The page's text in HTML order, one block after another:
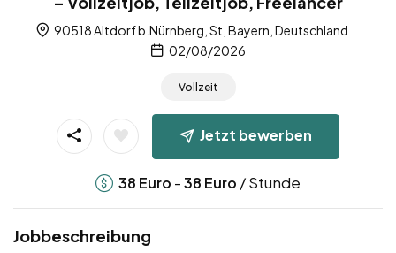
90518 Altdorf b.Nürnberg, St, Bayern, Deutschland
02/08/2026
Vollzeit
Jetzt bewerben
38 Euro -38 Euro / Stunde
Jobbeschreibung